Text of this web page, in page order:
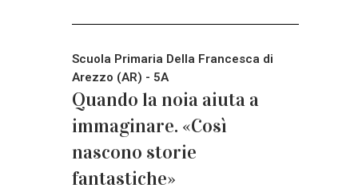
Scuola Primaria Della Francesca di
Arezzo (AR) - 5A
Quando la noia aiuta a
immaginare. «Così
nascono storie
fantastiche»